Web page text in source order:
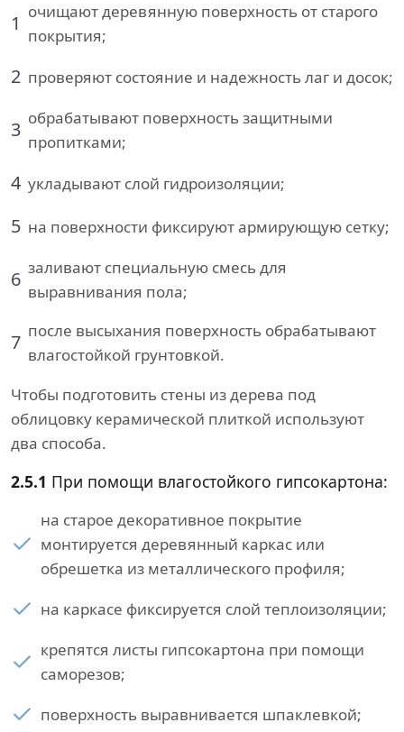
1 очищают деревянную поверхность от старого
покрытия;
2 проверяют состояние и надежность лаг и досок;
3 обрабатывают поверхность защитными
пропитками;
4 укладывают слой гидроизоляции;
5 на поверхности фиксируют армирующую сетку;
6 заливают специальную смесь для
выравнивания пола;
7 после высыхания поверхность обрабатывают
влагостойкой грунтовкой.
Чтобы подготовить стены из дерева под
облицовку керамической плиткой используют
два способа.
2.5.1 При помощи влагостойкого гипсокартона:
на старое декоративное покрытие
монтируется деревянный каркас или
обрешетка из металлического профиля;
на каркасе фиксируется слой теплоизоляции;
крепятся листы гипсокартона при помощи
саморезов;
поверхность выравнивается шпаклевкой;